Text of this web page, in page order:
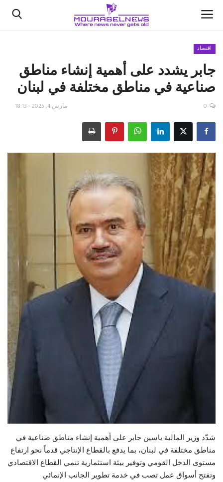
الأخبار
كتّابنا
اقتصاد
علوم وتكنولوجيا
رياضة
فيديو
حياة
اقتصاد
جابر يشدد على أهمية إنشاء مناطق
صناعية في مناطق مختلفة في لبنان
مارس 4, 2025 - 18:13 0
شدّد وزير المالية ياسين جابر على أهمية إنشاء مناطق صناعية في
مناطق مختلفة في لبنان، بما يدفع بالقطاع الإنتاجي قدماً نحو ارتفاع
مستوى الدخل القومي وتوفير بيئة استثمارية تنمي القطاع الاقتصادي
وتفتح أسواق عمل تصب في خدمة تطوير الجانب الإنمائي